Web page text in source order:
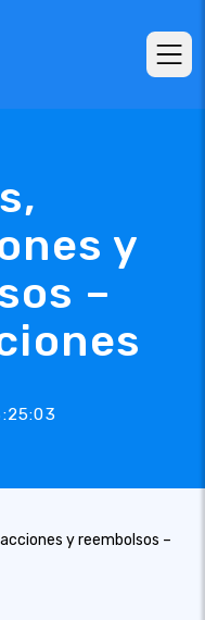
y
–
y reembolsos –